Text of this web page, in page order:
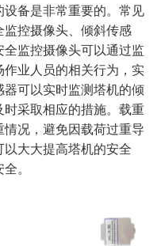
备是非常重要的。常见
监控摄像头、倾斜传感
监控摄像头可以通过监
业人员的相关行为，实
可以实时监测塔机的倾
采取相应的措施。载重
况，避免因载荷过重导
大大提高塔机的安全
。